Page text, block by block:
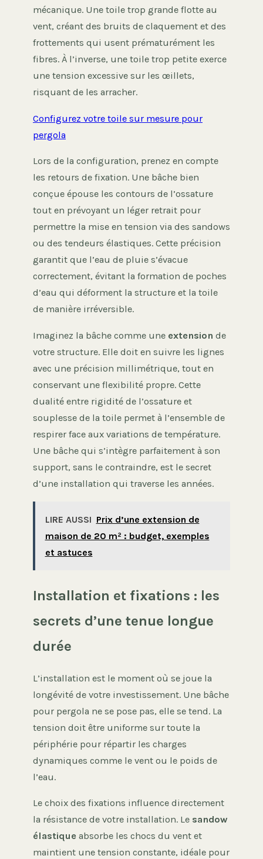
mécanique. Une toile trop grande flotte au
vent, créant des bruits de claquement et des
frottements qui usent prématurément les
fibres. À l’inverse, une toile trop petite exerce
une tension excessive sur les œillets,
risquant de les arracher.
Configurez votre toile sur mesure pour
pergola
Lors de la configuration, prenez en compte
les retours de fixation. Une bâche bien
conçue épouse les contours de l’ossature
tout en prévoyant un léger retrait pour
permettre la mise en tension via des sandows
ou des tendeurs élastiques. Cette précision
garantit que l’eau de pluie s’évacue
correctement, évitant la formation de poches
d’eau qui déforment la structure et la toile
de manière irréversible.
Imaginez la bâche comme une extension de
votre structure. Elle doit en suivre les lignes
avec une précision millimétrique, tout en
conservant une flexibilité propre. Cette
dualité entre rigidité de l’ossature et
souplesse de la toile permet à l’ensemble de
respirer face aux variations de température.
Une bâche qui s’intègre parfaitement à son
support, sans le contraindre, est le secret
d’une installation qui traverse les années.
LIRE AUSSI Prix d’une extension de
maison de 20 m² : budget, exemples
et astuces
Installation et fixations : les
secrets d’une tenue longue
durée
L’installation est le moment où se joue la
longévité de votre investissement. Une bâche
pour pergola ne se pose pas, elle se tend. La
tension doit être uniforme sur toute la
périphérie pour répartir les charges
dynamiques comme le vent ou le poids de
l’eau.
Le choix des fixations influence directement
la résistance de votre installation. Le sandow
élastique absorbe les chocs du vent et
maintient une tension constante, idéale pour